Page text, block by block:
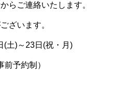
らご連絡いたします。
ざいます。
(土)～23日(祝・月)
前予約制）